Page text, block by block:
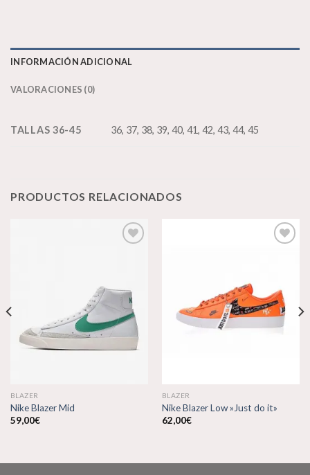
INFORMACIÓN ADICIONAL
VALORACIONES (0)
TALLAS 36-45 36, 37, 38, 39, 40, 41, 42, 43, 44, 45
PRODUCTOS RELACIONADOS
lista de
deseos
BLAZER
Nike Blazer Mid
59,00€
lista de
deseos
BLAZER
Nike Blazer Low »Just do it»
62,00€